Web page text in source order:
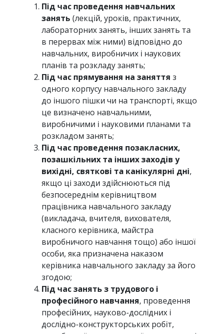
Пiд час проведення навчальних
занять (лекцiй, урокiв, практичних,
лабораторних занять, iнших занять та
в перервах мiж ними) вiдповiдно до
навчальних, виробничих i наукових
планів та розкладу занять;
Під час прямування на заняття з
одного корпусу навчального закладу
до іншого пішки чи на транспорті, якщо
це визначено навчальними,
виробничими і науковими планами та
розкладом занять;
Під час проведення позакласних,
позашкiльних та iнших заходiв у
вихiднi, святковi та канiкулярнi днi,
якщо цi заходи здiйснюються пiд
безпосереднiм керiвництвом
працiвника навчального закладу
(викладача, вчителя, вихователя,
класного керiвника, майстра
виробничого навчання тощо) або іншої
особи, яка призначена наказом
керiвника навчального закладу за його
згодою;
Пiд час занять з трудового i
професiйного навчання, проведення
професiйних, науково-дослiдних i
дослiдно-конструкторських робiт,